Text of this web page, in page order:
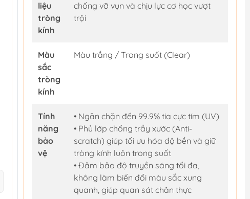
liệu
tròng
kính
chống vỡ vụn và chịu lực cơ học vượt
trội
Màu
sắc
tròng
kính
Màu trắng / Trong suốt (Clear)
Tính
năng
bảo
vệ
• Ngăn chặn đến 99.9% tia cực tím (UV)
• Phủ lớp chống trầy xước (Anti-
scratch) giúp tối ưu hóa độ bền và giữ
tròng kính luôn trong suốt
• Đảm bảo độ truyền sáng tối đa,
không làm biến đổi màu sắc xung
quanh, giúp quan sát chân thực